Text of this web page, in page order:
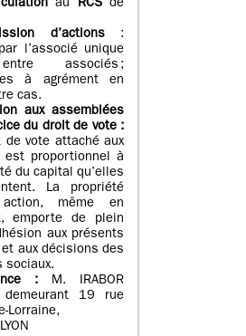
au RCSde
d’actions:
l’associé unique
associés ;
à agrément en
cas.
aux assemblées
du droit de vote :
de vote attaché aux
est proportionnel à
du capital qu’elles
La propriété
action, même en
emporte de plein
aux présents
aux décisions des
sociaux.
: M. IRABOR
demeurant 19 rue
Lorraine,